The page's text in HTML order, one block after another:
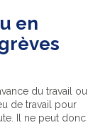
en
du travail ou
de travail pour
Il ne peut donc